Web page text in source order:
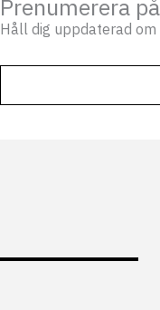
Prenumerera
Håll dig uppdaterad